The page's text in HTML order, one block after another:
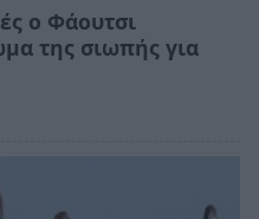
ο Φάουτσι
της σιωπής για